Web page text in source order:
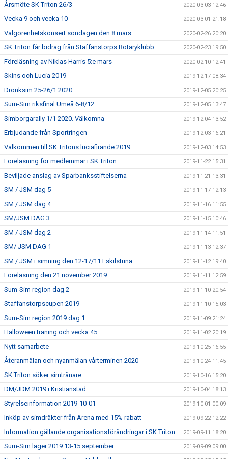
Årsmöte SK Triton 26/3 2020-03-03 12:46
Vecka 9 och vecka 10 2020-03-01 21:18
Välgörenhetskonsert söndagen den 8 mars 2020-02-26 20:20
SK Triton får bidrag från Staffanstorps Rotaryklubb 2020-02-23 19:50
Föreläsning av Niklas Harris 5:e mars 2020-02-10 12:41
Skins och Lucia 2019 2019-12-17 08:34
Dronksim 25-26/1 2020 2019-12-05 20:25
Sum-Sim riksfinal Umeå 6-8/12 2019-12-05 13:47
Simborgarally 1/1 2020. Välkomna 2019-12-04 13:52
Erbjudande från Sportringen 2019-12-03 16:21
Välkommen till SK Tritons luciafirande 2019 2019-12-03 14:53
Föreläsning för medlemmar i SK Triton 2019-11-22 15:31
Beviljade anslag av Sparbanksstiftelserna 2019-11-21 13:31
SM / JSM dag 5 2019-11-17 12:13
SM / JSM dag 4 2019-11-16 11:55
SM/JSM DAG 3 2019-11-15 10:46
SM / JSM dag 2 2019-11-14 11:51
SM/ JSM DAG 1 2019-11-13 12:37
SM / JSM i simning den 12-17/11 Eskilstuna 2019-11-12 19:40
Föreläsning den 21 november 2019 2019-11-11 12:59
Sum-Sim region dag 2 2019-11-10 20:54
Staffanstorpscupen 2019 2019-11-10 15:03
Sum-Sim region 2019 dag 1 2019-11-09 21:24
Halloween träning och vecka 45 2019-11-02 20:19
Nytt samarbete 2019-10-25 16:55
Återanmälan och nyanmälan vårterminen 2020 2019-10-24 11:45
SK Triton söker simtränare 2019-10-16 15:20
DM/JDM 2019 i Kristianstad 2019-10-04 18:13
Styrelseinformation 2019-10-01 2019-10-01 00:09
Inköp av simdräkter från Arena med 15% rabatt 2019-09-22 12:22
Information gällande organisationsförändringar i SK Triton 2019-09-11 18:20
Sum-Sim läger 2019 13-15 september 2019-09-09 09:00